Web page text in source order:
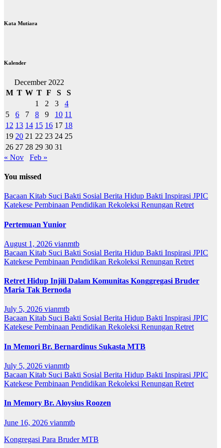
Kata Mutiara
Kalender
December 2022
M T W T F S
S
1
2 3
4
5
6 7 8 9 10 11
12 13 14 15 16 17 18
19 20 21 22 23 24 25
26 27 28 29 30 31
« Nov
Feb »
You missed
Bacaan Kitab Suci Bakti Sosial Berita Hidup Bakti Inspirasi JPIC
Katekese Pembinaan Pendidikan Rekoleksi Renungan Retret
Pertemuan Yunior
August 1, 2026 vianmtb
Bacaan Kitab Suci Bakti Sosial Berita Hidup Bakti Inspirasi JPIC
Katekese Pembinaan Pendidikan Rekoleksi Renungan Retret
Retret Hidup Injili Dalam Komunitas Konggregasi Bruder
Maria Tak Bernoda
July 5, 2026 vianmtb
Bacaan Kitab Suci Bakti Sosial Berita Hidup Bakti Inspirasi JPIC
Katekese Pembinaan Pendidikan Rekoleksi Renungan Retret
In Memori Br. Bernardinus Sukasta MTB
July 5, 2026 vianmtb
Bacaan Kitab Suci Bakti Sosial Berita Hidup Bakti Inspirasi JPIC
Katekese Pembinaan Pendidikan Rekoleksi Renungan Retret
In Memory Br. Aloysius Roozen
June 16, 2026 vianmtb
Kongregasi Para Bruder MTB